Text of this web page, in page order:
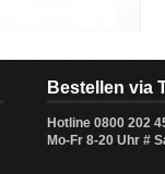
Bestellen via
Hotline 0800 202
Mo-Fr 8-20 Uhr #